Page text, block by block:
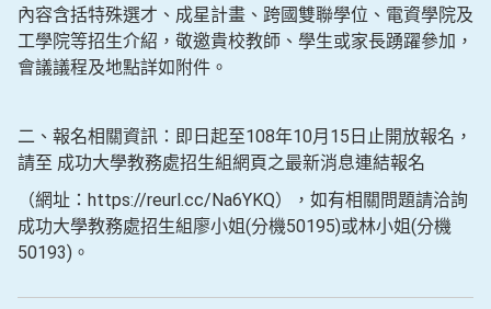
內容含括特殊選才、成星計畫、跨國雙聯學位、電資學院及
工學院等招生介紹，敬邀貴校教師、學生或家長踴躍參加，
會議議程及地點詳如附件。
二、報名相關資訊：即日起至108年10月15日止開放報名，
請至 成功大學教務處招生組網頁之最新消息連結報名
（網址：https://reurl.cc/Na6YKQ），如有相關問題請洽詢
成功大學教務處招生組廖小姐(分機50195)或林小姐(分機
50193)。